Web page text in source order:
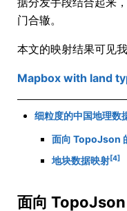
门合辙。
本文的映射结果可见
Mapbox with land
细粒度的中国地理数
面向 TopoJson
地块数据映射[4]
面向 TopoJson